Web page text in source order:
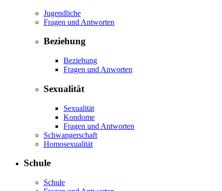
Jugendliche
Fragen und Antworten
Beziehung
Beziehung
Fragen und Anworten
Sexualität
Sexualität
Kondome
Fragen und Antworten
Schwangerschaft
Homosexualität
Schule
Schule